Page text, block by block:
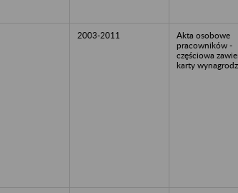
2003-2011
Akta osobowe
pracowników -
częściowa
karty